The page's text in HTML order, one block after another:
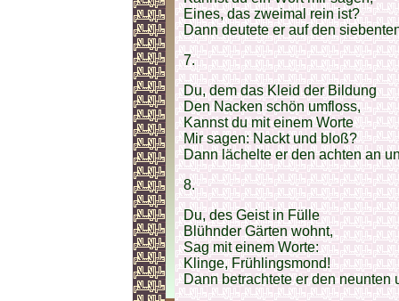
Eines, das zweimal rein ist?
Dann deutete er auf den
7.
Du, dem das Kleid der Bildung
Den Nacken schön umfloss,
Kannst du mit einem Worte
Mir sagen: Nackt und bloß?
Dann lächelte er den achten an
8.
Du, des Geist in Fülle
Blühnder Gärten wohnt,
Sag mit einem Worte:
Klinge, Frühlingsmond!
Dann betrachtete er den neunten